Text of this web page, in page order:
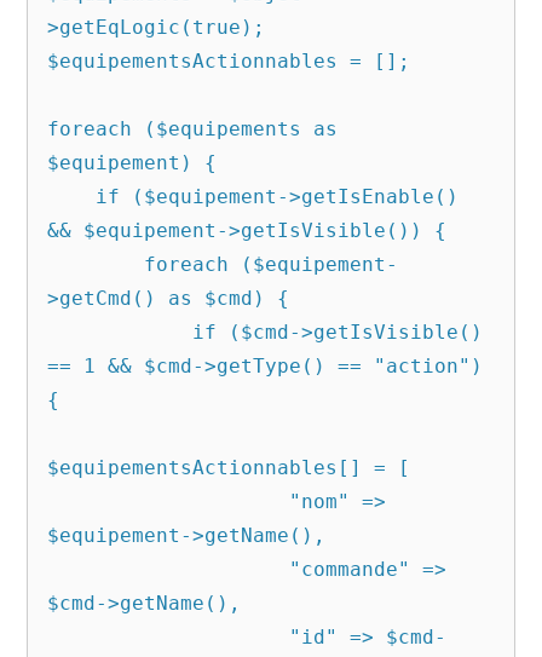
>getEqLogic(true);
$equipementsActionnables = [];
foreach ($equipements as
$equipement) {
&& $equipement->getIsVisible()) {
>getCmd() as $cmd) {
== 1 && $cmd->getType() == "action")
{
$equipementsActionnables[] = [
$equipement->getName(),
$cmd->getName(),